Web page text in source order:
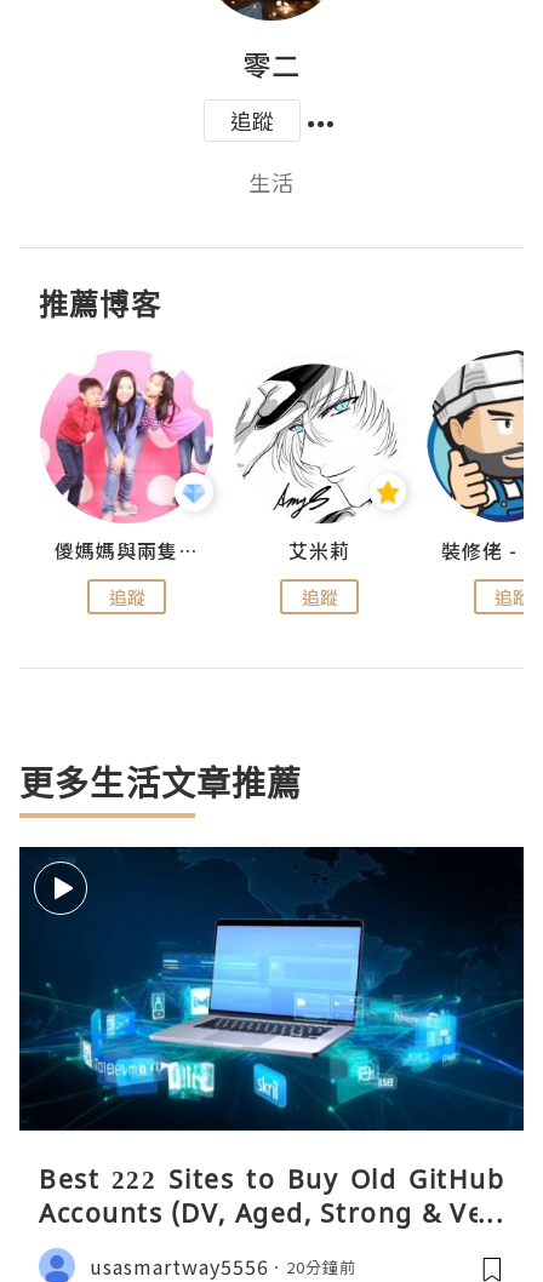
零二
追蹤
生活
推薦博客
儍媽媽與兩隻小魔怪之家
追蹤
艾米莉
追蹤 追蹤
更多生活文章推薦
Best 222 Sites to Buy Old GitHub
Accounts (DV, Aged, Strong & Veri
fied)
usasmartway5556 20分鐘前